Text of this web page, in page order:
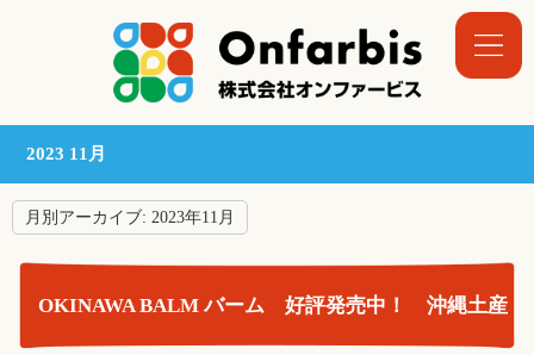
2023 11月
月別アーカイブ: 2023年11月
OKINAWA BALM バーム 好評発売中！ 沖縄土産